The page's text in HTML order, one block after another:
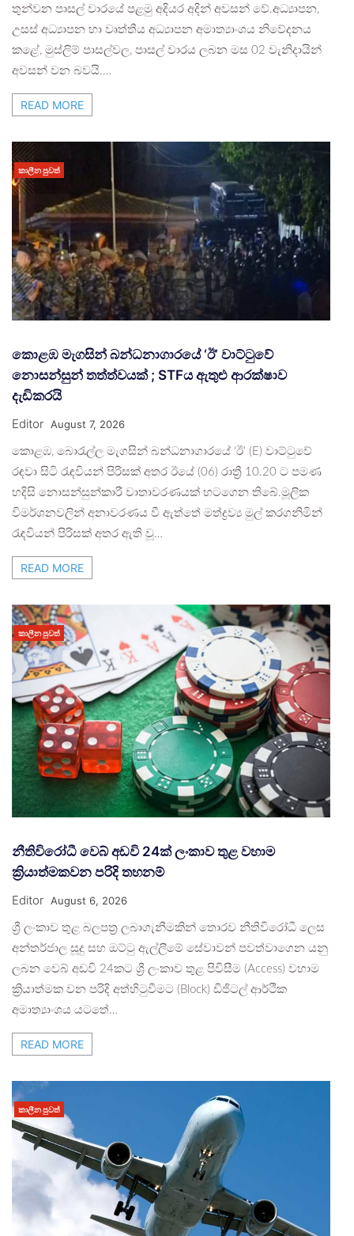
තුන්වන පාසල් වාරයේ පළමු අදියර අදින් අවසන් වේ.අධ්‍යාපන,
උසස් අධ්‍යාපන හා වෘත්තීය අධ්‍යාපන අමාත්‍යාංශය නිවේදනය
කළේ, මුස්ලිම් පාසල්වල, පාසල් වාරය ලබන මස 02 වැනිදායින්
අවසන් වන බවයි.…
READ MORE
කාලීන පුවත්
කොළඹ මැගසින් බන්ධනාගාරයේ ‘ඊ’ වාට්ටුවේ
නොසන්සුන් තත්ත්වයක් ; STFය ඇතුළු ආරක්ෂාව
දැඩිකරයි
Editor August 7, 2026
කොළඹ, බොරැල්ල මැගසින් බන්ධනාගාරයේ ‘ඊ’ (E) වාට්ටුවේ
රඳවා සිටි රැඳවියන් පිරිසක් අතර ඊයේ (06) රාත්‍රී 10.20 ට පමණ
හදිසි නොසන්සුන්කාරී වාතාවරණයක් හටගෙන තිබේ.මූලික
විමර්ශනවලින් අනාවරණය වී ඇත්තේ මත්ද්‍රව්‍ය මුල් කරගනිමින්
රැඳවියන් පිරිසක් අතර ඇති වූ…
READ MORE
කාලීන පුවත්
නීතිවිරෝධී වෙබ් අඩවි 24ක් ලංකාව තුළ වහාම
ක්‍රියාත්මකවන පරිදි තහනම්
Editor August 6, 2026
ශ්‍රී ලංකාව තුළ බලපත්‍ර ලබාගැනීමකින් තොරව නීතිවිරෝධී ලෙස
අන්තර්ජාල සූදු සහ ඔට්ටු ඇල්ලීමේ සේවාවන් පවත්වාගෙන යනු
ලබන වෙබ් අඩවි 24කට ශ්‍රී ලංකාව තුළ පිවිසීම (Access) වහාම
ක්‍රියාත්මක වන පරිදි අත්හිටුවීමට (Block) ඩිජිටල් ආර්ථික
අමාත්‍යාංශය යටතේ…
READ MORE
කාලීන පුවත්